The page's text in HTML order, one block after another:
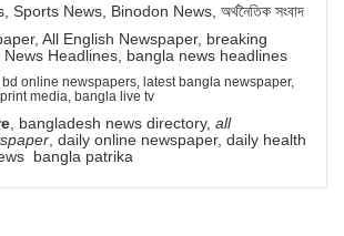
News, Binodon News, অর্থনৈতিক সংবাদ
All English Newspaper, breaking
Headlines, bangla news headlines
online newspapers, latest bangla newspaper,
media, bangla live tv
, bangladesh news directory, all
, daily online newspaper, daily health
bangla patrika